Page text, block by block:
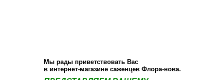
Мы рады приветствовать Вас
в интернет-магазине саженцев Флора-нова.